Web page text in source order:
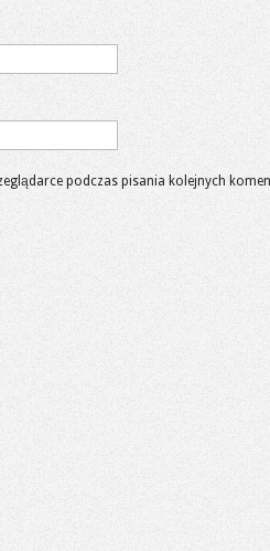
podczas pisania kolejnych